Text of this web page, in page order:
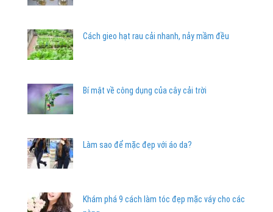
Cách gieo hạt rau cải nhanh, nảy mầm đều
Bí mật về công dụng của cây cải trời
Làm sao để mặc đẹp với áo da?
Khám phá 9 cách làm tóc đẹp mặc váy cho các